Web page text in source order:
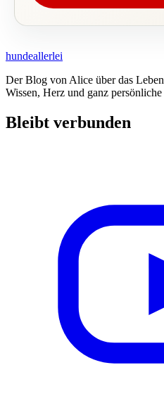
hundeallerlei
Der Blog von Alice über das
Wissen, Herz und ganz
Bleibt verbunden